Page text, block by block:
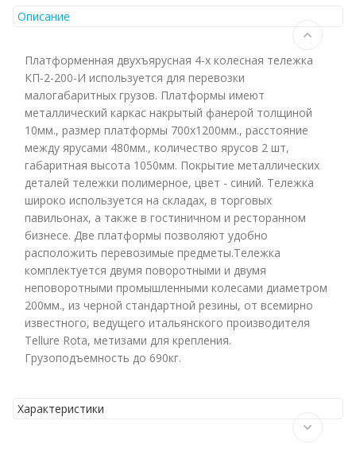
Описание
Платформенная двухъярусная 4-х колесная тележка
КП-2-200-И используется для перевозки
малогабаритных грузов. Платформы имеют
металлический каркас накрытый фанерой толщиной
10мм., размер платформы 700х1200мм., расстояние
между ярусами 480мм., количество ярусов 2 шт,
габаритная высота 1050мм. Покрытие металлических
деталей тележки полимерное, цвет - синий. Тележка
широко используется на складах, в торговых
павильонах, а также в гостиничном и ресторанном
бизнесе. Две платформы позволяют удобно
расположить перевозимые предметы.Тележка
комплектуется двумя поворотными и двумя
неповоротными промышленными колесами диаметром
200мм., из черной стандартной резины, от всемирно
известного, ведущего итальянского производителя
Tellure Rota, метизами для крепления.
Грузоподъемность до 690кг.
Характеристики